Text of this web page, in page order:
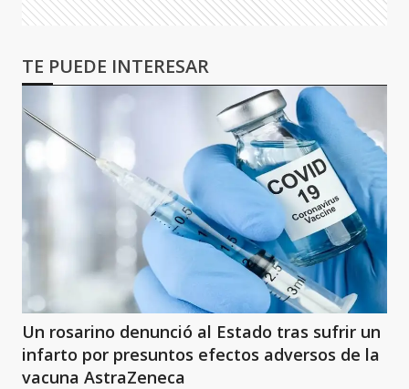
TE PUEDE INTERESAR
Un rosarino denunció al Estado tras sufrir un
infarto por presuntos efectos adversos de la
vacuna AstraZeneca